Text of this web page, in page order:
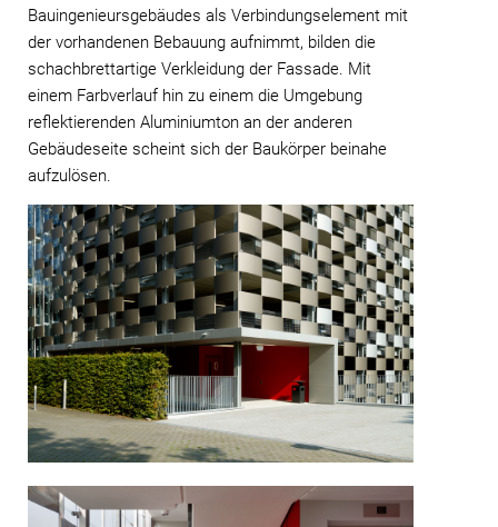
Bauingenieursgebäudes als Verbindungselement mit
der vorhandenen Bebauung aufnimmt, bilden die
schachbrettartige Verkleidung der Fassade. Mit
einem Farbverlauf hin zu einem die Umgebung
reflektierenden Aluminiumton an der anderen
Gebäudeseite scheint sich der Baukörper beinahe
aufzulösen.